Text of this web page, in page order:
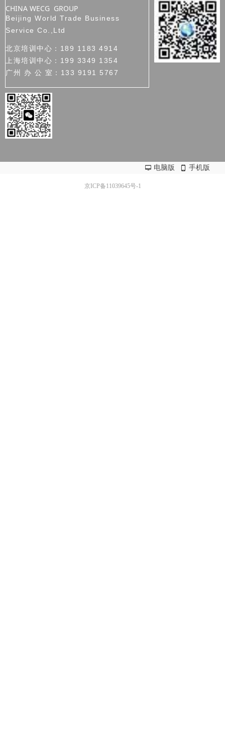
CHINA WECG GROUP
Beijing World Trade Business
Service Co.,Ltd
北京培训中心：189 1183 4914
上海培训中心：199 3349 1354
广州 办 公 室：133 9191 5767
넡 电脑版 넓 手机版
京ICP备11039645号-1